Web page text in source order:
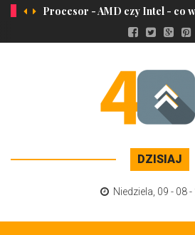
Procesor - AMD czy Intel - co
DZISIAJ
Niedziela 09 - 08